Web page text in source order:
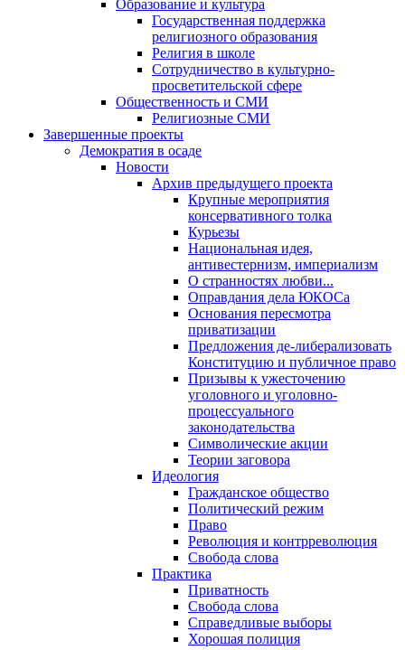
Образование и культура
Государственная поддержка
религиозного образования
Религия в школе
Сотрудничество в культурно-
просветительской сфере
Общественность и СМИ
Религиозные СМИ
Завершенные проекты
Демократия в осаде
Новости
Архив предыдущего проекта
Крупные мероприятия
консервативного толка
Курьезы
Национальная идея,
антивестернизм, империализм
О странностях любви...
Оправдания дела ЮКОСа
Основания пересмотра
приватизации
Предложения де-либерализовать
Конституцию и публичное право
Призывы к ужесточению
уголовного и уголовно-
процессуального
законодательства
Символические акции
Теории заговора
Идеология
Гражданское общество
Политический режим
Право
Революция и контрреволюция
Свобода слова
Практика
Приватность
Свобода слова
Справедливые выборы
Хорошая полиция